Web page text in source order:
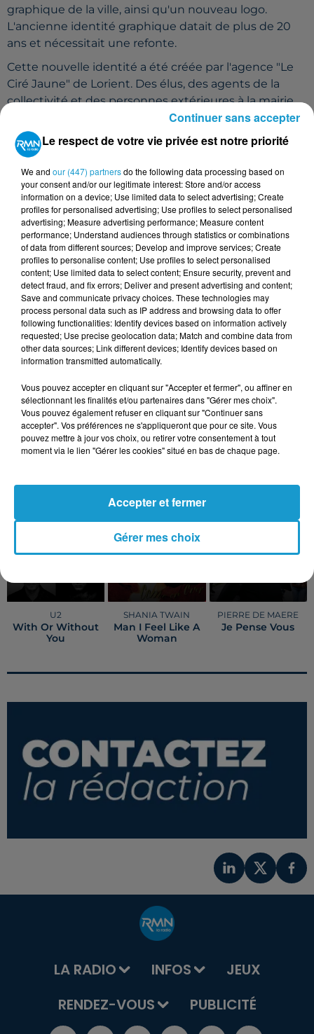
graphique de la ville, ainsi qu'un nouveau logo.
L'ancienne identité graphique datait de plus de 20
ans et nécessitait une refonte.
Cette nouvelle identité a été créée par l'agence "Le
Ciré Jaune" de Lorient. Des élus, des agents de la
collectivité et des personnes extérieures à la mairie
ont travaillé ensemble sur cette identité.
Après 4 propositions graphiques, la majorité a choisi
cette charte monochrome qui se veut intemporelle,
qui rappelle aussi les couleurs du Gwenn ha Du. Les
formes du logo ont été pensées pour que chacun y
voit ce qu'il souhaite.
Malgré quelques retours mitigés sur la page
Facebook de la ville de Pontivy suite à la publication
de cette nouvelle charte, Christine Le Strat rappelle
l'engagement de Pontivy pour une représentation
de la Bretagne à 5 départements.
Christine Le Strat, maire de Pontivy
Publié : 31 janvier 2024 à 11h54
15h27
15h27
U2
With Or Without
You
15h23
15h23
SHANIA TWAIN
Man I Feel Like A
Woman
15h16
15h16
PIERRE DE MAERE
Je Pense Vous
LA RADIO INFOS
JEUX
RENDEZ-VOUS
PUBLICITÉ
Le respect de votre vie privée est notre priorité
We and our (447) partnersdo the following data processing based on
your consent and/or our legitimate interest: Store and/or access
information on a device; Use limited data to select advertising; Create
profiles for personalised advertising; Use profiles to select personalised
advertising; Measure advertising performance; Measure content
performance; Understand audiences through statistics or combinations
of data from different sources; Develop and improve services; Create
profiles to personalise content; Use profiles to select personalised
content; Use limited data to select content; Ensure security, prevent and
detect fraud, and fix errors; Deliver and present advertising and content;
Save and communicate privacy choices. These technologies may
process personal data such as IP address and browsing data to offer
following functionalities: Identify devices based on information actively
requested; Use precise geolocation data; Match and combine data from
other data sources; Link different devices; Identify devices based on
information transmitted automatically.
Vous pouvez accepter en cliquant sur "Accepter et fermer", ou affiner en
sélectionnant les finalités et/ou partenaires dans "Gérer mes choix".
Vous pouvez également refuser en cliquant sur "Continuer sans
accepter". Vos préférences ne s'appliqueront que pour ce site. Vous
pouvez mettre à jour vos choix, ou retirer votre consentement à tout
moment via le lien "Gérer les cookies" situé en bas de chaque page.
Gérer mes choix
Accepter et fermer
Continuer sans accepter